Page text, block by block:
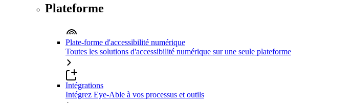
Plateforme
Plate-forme d'accessibilité numérique
Toutes les solutions d'accessibilité numérique sur une seule plateforme
Intégrations
Intégrez Eye-Able à vos processus et outils